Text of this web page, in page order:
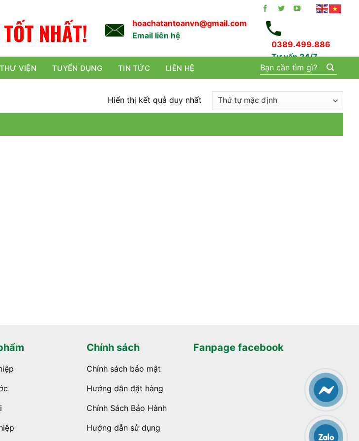
TỐT NHẤT!
hoachatantoanvn@gmail.com
Email liên hệ
0389.499.886
Tư vấn 24/7
THƯ VIỆN TUYỂN DỤNG TIN TỨC LIÊN HỆ
Tìm
kiếm:
Hiển thị kết quả duy nhất
Chính sách
Chính sách bảo mật
Hướng dẫn đặt hàng
Chính Sách Bảo Hành
Hướng dẫn sử dụng
Fanpage facebook